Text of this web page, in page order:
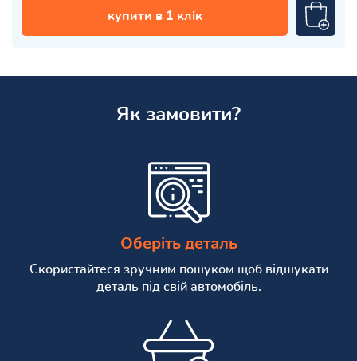
купити в 1 клік
Як замовити?
Оберіть деталь
Скористайтеся зручним пошуком щоб відшукати
деталь під свій автомобіль.